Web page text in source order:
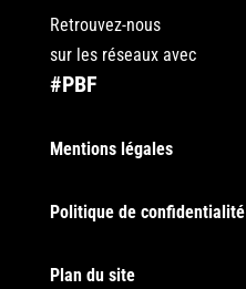
Retrouvez-nous
sur les réseaux avec
#PBF
Mentions légales
Politique de confidentialité
Plan du site